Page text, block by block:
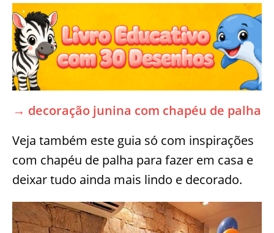
→ decoração junina com chapéu de palha
Veja também este guia só com inspirações
com chapéu de palha para fazer em casa e
deixar tudo ainda mais lindo e decorado.